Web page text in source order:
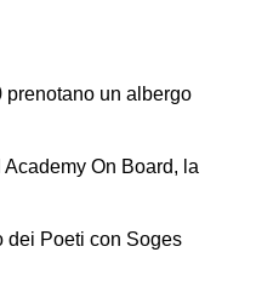
prenotano un albergo
On Board, la
dei Poeti con Soges